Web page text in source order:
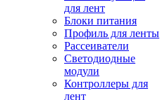
для лент
Блоки питания
Профиль для ленты
Рассеиватели
Светодиодные
модули
Контроллеры для
лент